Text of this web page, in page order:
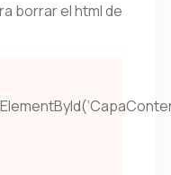
borrar el html de